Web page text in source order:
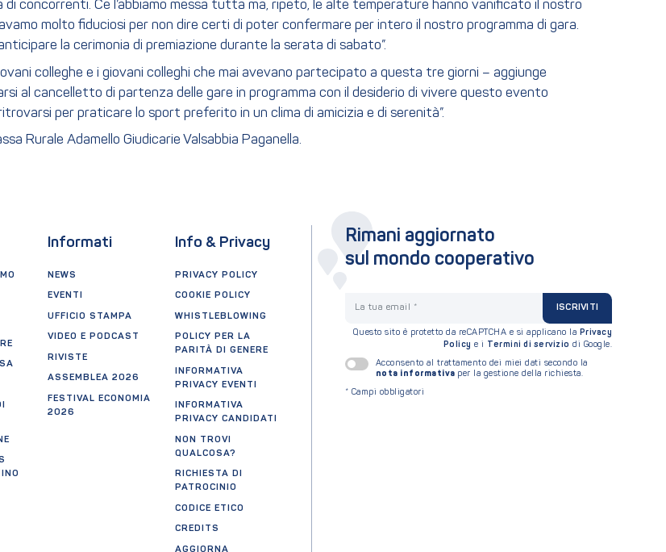
concorrenti. Ce l’abbiamo messa tutta ma, ripeto, le alte temperature hanno vanificato il nostro
molto fiduciosi per non dire certi di poter confermare per intero il nostro programma di gara.
la cerimonia di premiazione durante la serata di sabato”.
colleghe e i giovani colleghi che mai avevano partecipato a questa tre giorni – aggiunge
al cancelletto di partenza delle gare in programma con il desiderio di vivere questo evento
per praticare lo sport preferito in un clima di amicizia e di serenità”.
Rurale Adamello Giudicarie Valsabbia Paganella.
Informati
NEWS
EVENTI
UFFICIO STAMPA
VIDEO E PODCAST
RIVISTE
ASSEMBLEA 2026
FESTIVAL ECONOMIA
2026
Info & Privacy
PRIVACY POLICY
COOKIE POLICY
WHISTLEBLOWING
POLICY PER LA
PARITÀ DI GENERE
INFORMATIVA
PRIVACY EVENTI
INFORMATIVA
PRIVACY CANDIDATI
NON TROVI
QUALCOSA?
RICHIESTA DI
PATROCINIO
CODICE ETICO
CREDITS
AGGIORNA
Rimani aggiornato
sul mondo cooperativo
ISCRIVITI
Questo sito è protetto da reCAPTCHA e si applicano la Privacy
Policy e i Termini di servizio di Google.
Acconsento al trattamento dei miei dati secondo la
nota informativa per la gestione della richiesta.
* Campi obbligatori